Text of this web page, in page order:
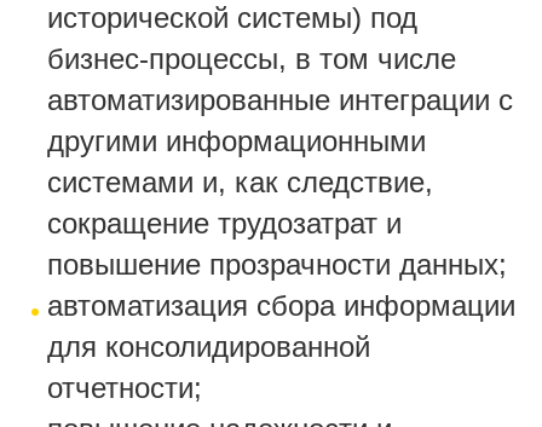
исторической системы) под
бизнес-процессы, в том числе
автоматизированные интеграции с
другими информационными
системами и, как следствие,
сокращение трудозатрат и
повышение прозрачности данных;
автоматизация сбора информации
для консолидированной
отчетности;